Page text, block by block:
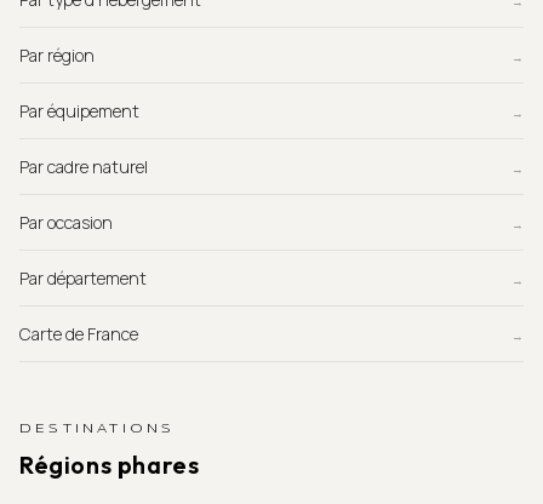
Par région →
Par équipement →
Par cadre naturel →
Par occasion →
Par département →
Carte de France →
DESTINATIONS
Régions phares